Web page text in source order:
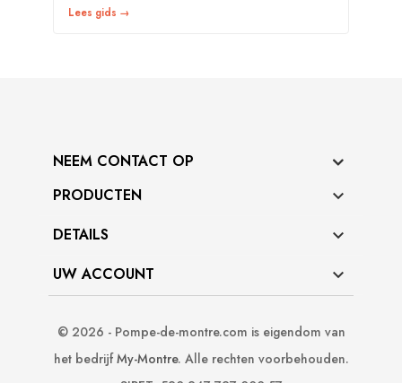
Lees gids →
NEEM CONTACT OP
PRODUCTEN

DETAILS 
UW ACCOUNT 
© 2026 - Pompe-de-montre.com is eigendom van
het bedrijfMy-Montre. Alle rechten voorbehouden.